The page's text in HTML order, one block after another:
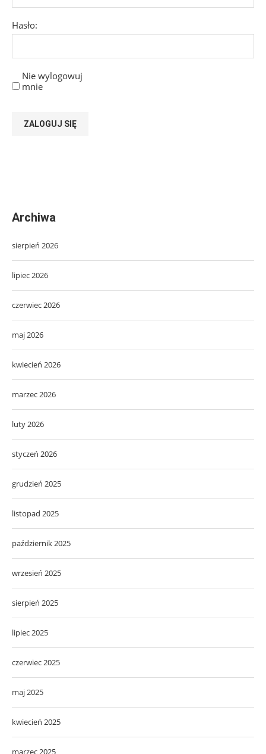
Hasło:
Nie wylogowuj
mnie
ZALOGUJ SIĘ
Archiwa
sierpień 2026
lipiec 2026
czerwiec 2026
maj 2026
kwiecień 2026
marzec 2026
luty 2026
styczeń 2026
grudzień 2025
listopad 2025
październik 2025
wrzesień 2025
sierpień 2025
lipiec 2025
czerwiec 2025
maj 2025
kwiecień 2025
marzec 2025